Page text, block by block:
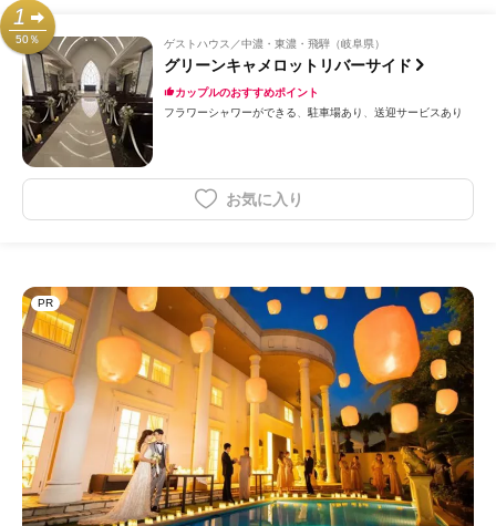
1
50％ ゲストハウス 中濃・東濃・飛騨（岐阜県）
グリーンキャメロットリバーサイド
カップルのおすすめポイント
フラワーシャワーができる
駐車場あり 送迎サービスあり
お気に入り
PR